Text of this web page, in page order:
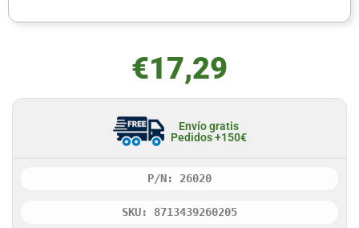
€17,29
Envío gratis
Pedidos +150€
P/N: 26020
SKU: 8713439260205